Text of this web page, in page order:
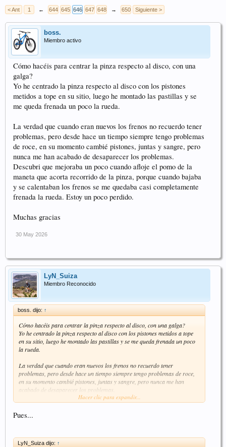
< Ant 1 ← 644 645 646 647 648 → 650 Siguiente >
boss.
Miembro activo
Cómo hacéis para centrar la pinza respecto al disco, con una
galga?
Yo he centrado la pinza respecto al disco con los pistones
metidos a tope en su sitio, luego he montado las pastillas y se
me queda frenada un poco la rueda.
La verdad que cuando eran nuevos los frenos no recuerdo tener
problemas, pero desde hace un tiempo siempre tengo problemas
de roce, en su momento cambié pistones, juntas y sangre, pero
nunca me han acabado de desaparecer los problemas.
Descubri que mejoraba un poco cuando afloje el pomo de la
maneta que acorta recorrido de la pinza, porque cuando bajaba
y se calentaban los frenos se me quedaba casi completamente
frenada la rueda. Estoy un poco perdido.
Muchas gracias
30 May 2026
LyN_Suiza
Miembro Reconocido
boss. dijo: ↑
Cómo hacéis para centrar la pinza respecto al disco, con una galga?
Yo he centrado la pinza respecto al disco con los pistones metidos a tope
en su sitio, luego he montado las pastillas y se me queda frenada un poco
la rueda.
La verdad que cuando eran nuevos los frenos no recuerdo tener
problemas, pero desde hace un tiempo siempre tengo problemas de roce,
en su momento cambié pistones, juntas y sangre, pero nunca me han
acabado de desaparecer los problemas.
Descubri que mejoraba un poco cuando afloje el pomo de la maneta que
frenos se me quedaba casi completamente frenada la rueda. Estoy un poco
Hacer clic para expandir...
Pues...
LyN_Suiza dijo: ↑